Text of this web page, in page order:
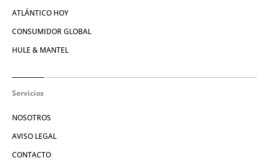
ATLÁNTICO HOY
CONSUMIDOR GLOBAL
HULE & MANTEL
Servicios
NOSOTROS
AVISO LEGAL
CONTACTO